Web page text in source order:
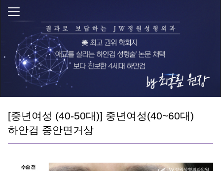
[중년여성 (40-50대)] 중년여성(40~60대)
하안검 중안면거상